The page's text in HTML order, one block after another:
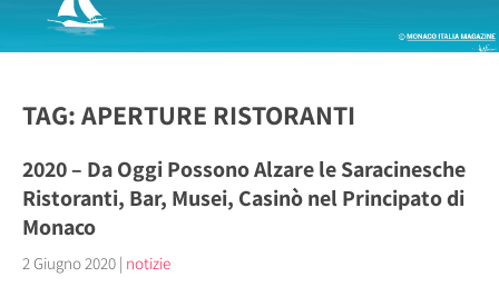
TAG: APERTURE RISTORANTI
2020 – Da Oggi Possono Alzare le Saracinesche
Ristoranti, Bar, Musei, Casinò nel Principato di
Monaco
2 Giugno 2020 | notizie